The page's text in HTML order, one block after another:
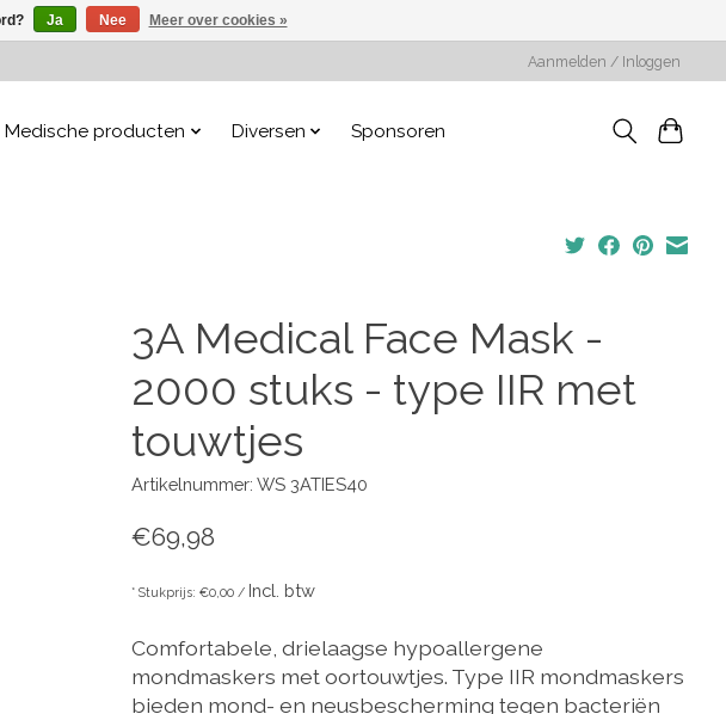
Aanmelden / Inloggen
Medische producten Diversen Sponsoren
3A Medical Face Mask -
2000 stuks - type IIR met
touwtjes
Artikelnummer: WS 3ATIES40
€69,98
* Stukprijs: €0,00 / Incl. btw
Comfortabele, drielaagse hypoallergene
mondmaskers met oortouwtjes. Type IIR mondmaskers
bieden mond- en neusbescherming tegen bacteriën
Ja Nee Meer over cookies »